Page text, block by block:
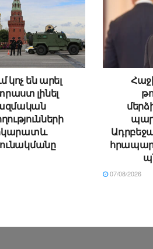
կոչ են արել
լինել
07/08/2026